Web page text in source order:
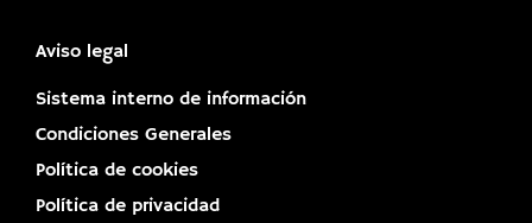
Aviso legal
Sistema interno de información
Condiciones Generales
Política de cookies
Política de privacidad